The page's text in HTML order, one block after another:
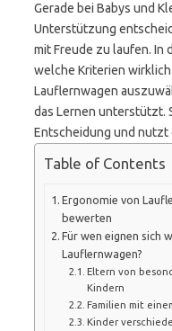
Gerade bei Babys und
Unterstützung
mit Freude zu laufen. In
welche Kriterien
Lauflernwagen
das Lernen unterstützt.
Entscheidung und nutzt
Table of Contents
Ergonomie von
bewerten
Für wen eignen sich
Lauflernwagen?
Eltern von
Kindern
Familien mit
Kinder